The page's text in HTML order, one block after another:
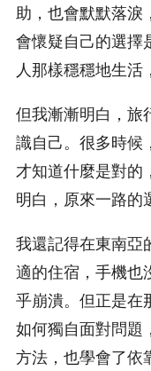
助，也會默默落淚
會懷疑自己的選擇
人那樣穩穩地生活
但我漸漸明白，旅
識自己。很多時候
才知道什麼是對的
明白，原來一路的
我還記得在東南亞
適的住宿，手機也
乎崩潰。但正是在
如何獨自面對問題
方法，也學會了依